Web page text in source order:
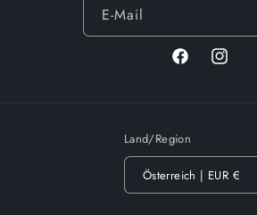
E-Mail
FacebookInstagram
Land/Region
Österreich | EUR €